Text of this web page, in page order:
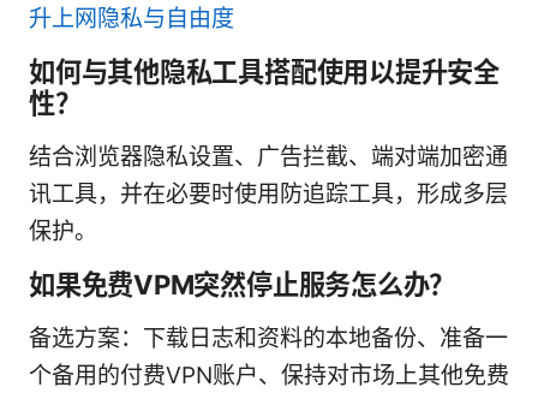
升上网隐私与自由度
如何与其他隐私工具搭配使用以提升安全
性？
结合浏览器隐私设置、广告拦截、端对端加密通
讯工具，并在必要时使用防追踪工具，形成多层
保护。
如果免费VPM突然停止服务怎么办？
备选方案：下载日志和资料的本地备份、准备一
个备用的付费VPN账户、保持对市场上其他免费